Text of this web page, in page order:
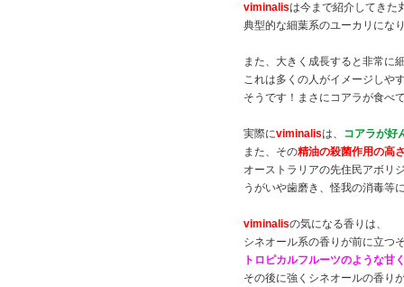
viminalisは今まで紹介してきた
典型的な細葉系のユーカリにな
また、大きく成長すると非常に
これは多くの人がイメージしや
そうです！まさにコアラが食べ
実際にviminalisは、 コアラが好
また、その精油の殺菌作用の高
オーストラリアの先住民アボリ
うがいや歯磨き、怪我の消毒等
viminalisの気になる香りは、
シネオール系の香りが前に立つ
トロピカルフルーツのような甘
その後に強くシネオールの香り